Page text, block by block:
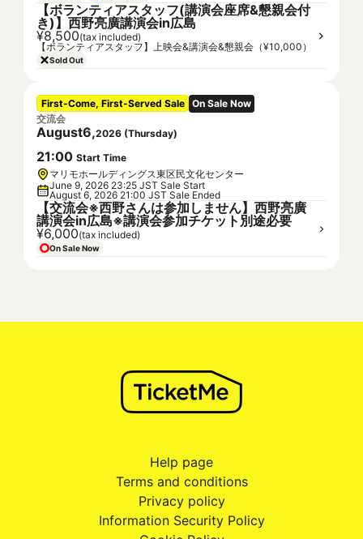
【ボランティアスタッフ(講演会座席&懇親会付
き)】西野亮廣講演会in広島
¥8,500(tax included)
【ボランティアスタッフ】上映会&講演会&懇親会（¥10,000）
Sold Out
First-Come, First-Served Sale On Sale Now
交流会
August6,2026 (Thursday)
21:00 Start Time
マリモホールディングス東区民文化センター
June 9, 2026 23:25 JST Sale Start
August 6, 2026 21:00 JST Sale Ended
【交流会※西野さんは参加しません】西野亮廣
講演会in広島※講演会参加チケット別途必要
¥6,000(tax included)
On Sale Now
Help page
Terms and conditions
Privacy policy
Information Security Policy